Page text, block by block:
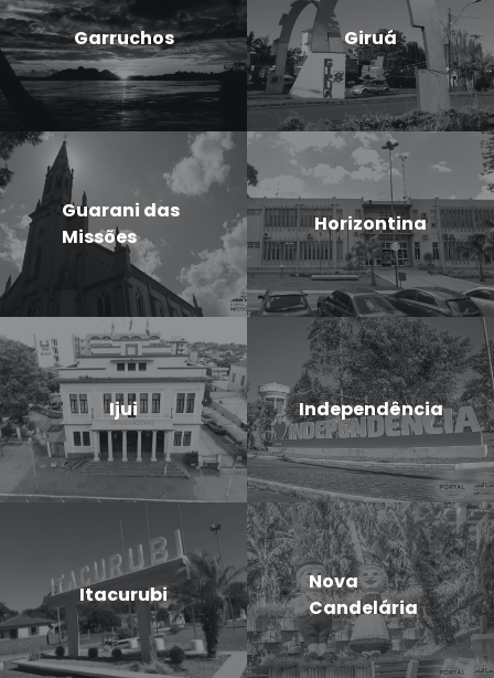
Garruchos Giruá
Guarani das
Missões
Horizontina
Ijui Independência
Itacurubi
Nova
Candelária